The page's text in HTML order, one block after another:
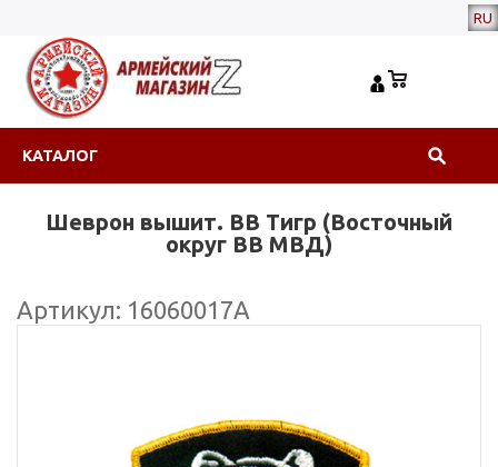
RU
КАТАЛОГ
Шеврон вышит. ВВ Тигр (Восточный
округ ВВ МВД)
Артикул: 16060017А